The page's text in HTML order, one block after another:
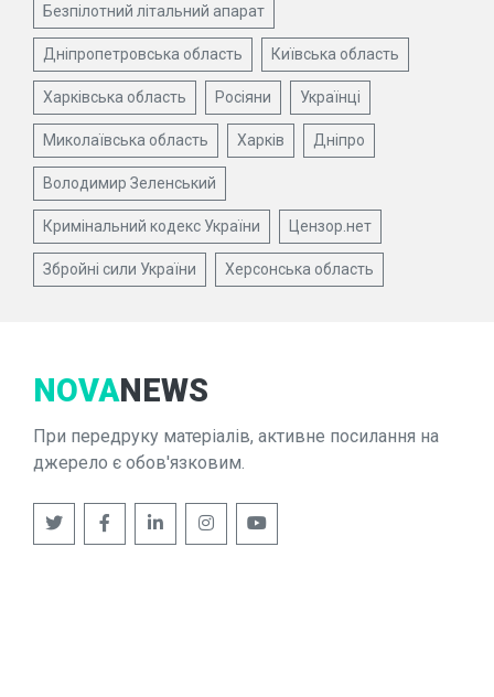
Безпілотний літальний апарат
Дніпропетровська область Київська область
Харківська область Росіяни Українці
Миколаївська область Харків Дніпро
Володимир Зеленський
Кримінальний кодекс України Цензор.нет
Збройні сили України Херсонська область
NOVANEWS
При передруку матеріалів, активне посилання на
джерело є обов'язковим.